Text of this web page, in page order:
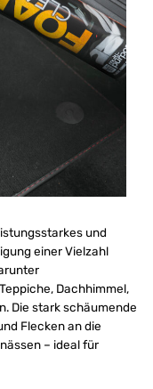
und
einer Vielzahl
Dachhimmel,
Die stark schäumende
Flecken an die
– ideal für